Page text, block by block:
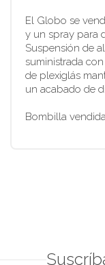
El Globo se
y un spray para
Suspensión de
suministrada
de plexiglás
un acabado de
Bombilla